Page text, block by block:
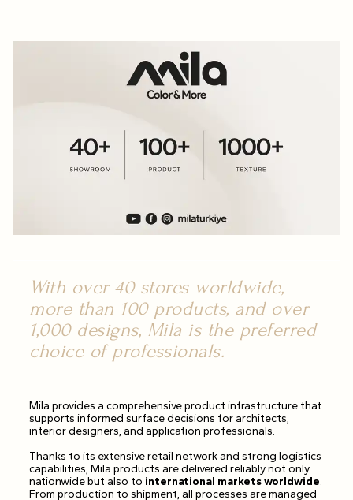
With over 40 stores worldwide,
more than 100 products, and over
1,000 designs, Mila is the preferred
choice of professionals.
Mila provides a comprehensive product infrastructure that
supports informed surface decisions for architects,
interior designers, and application professionals.
Thanks to its extensive retail network and strong logistics
capabilities, Mila products are delivered reliably not only
nationwide but also to international markets worldwide.
From production to shipment, all processes are managed